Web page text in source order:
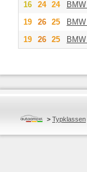
16 24 24 BMW
19
26 25 BMW
19
26 25 BMW
> Typklassen